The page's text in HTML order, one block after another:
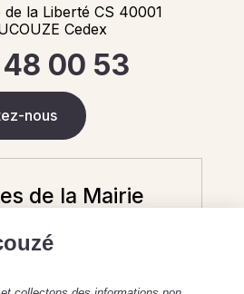
de la Liberté CS 40001
Cedex
00 53
nous
de la Mairie
8 août 2026
(état civil uniquement)